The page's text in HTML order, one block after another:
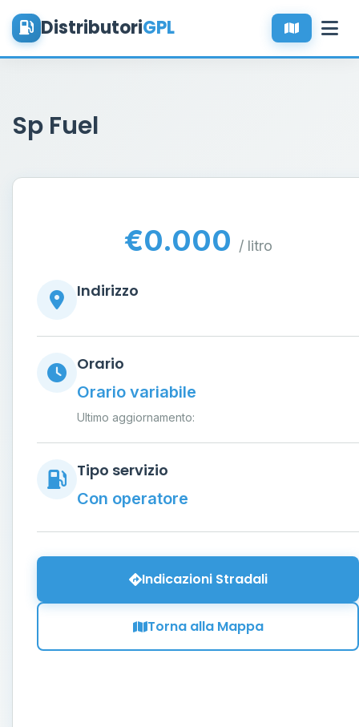
DistributoriGPL
Sp Fuel
€0.000 / litro
Indirizzo
Orario
Orario variabile
Ultimo aggiornamento:
Tipo servizio
Con operatore
Indicazioni Stradali
Torna alla Mappa